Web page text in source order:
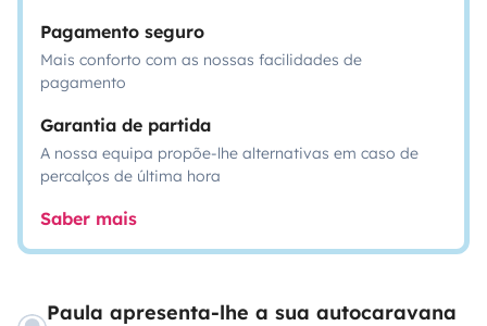
Pagamento seguro
Mais conforto com as nossas facilidades de
pagamento
Garantia de partida
A nossa equipa propõe-lhe alternativas em caso de
percalços de última hora
Saber mais
Paula apresenta-lhe a sua autocaravana